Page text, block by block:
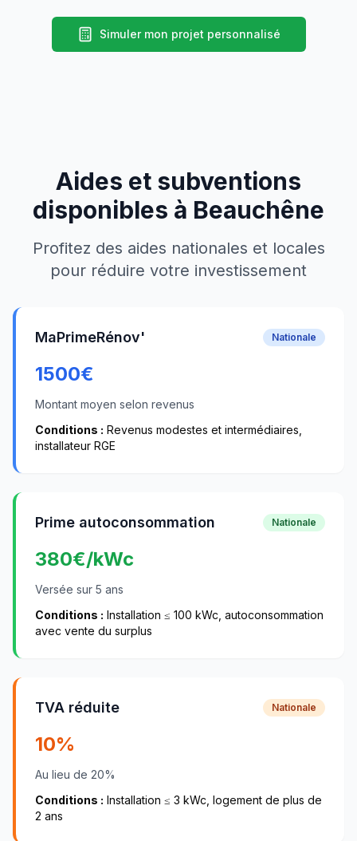
Simuler mon projet personnalisé
Aides et subventions
disponibles à Beauchêne
Profitez des aides nationales et locales
pour réduire votre investissement
MaPrimeRénov' Nationale
1500€
Montant moyen selon revenus
Conditions : Revenus modestes et intermédiaires,
installateur RGE
Prime autoconsommation Nationale
380€/kWc
Versée sur 5 ans
Conditions : Installation ≤ 100 kWc, autoconsommation
avec vente du surplus
TVA réduite Nationale
10%
Au lieu de 20%
Conditions : Installation ≤ 3 kWc, logement de plus de
2 ans